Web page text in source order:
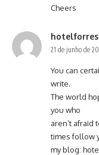
Cheers
21 de junho de
You can
write.
The world
you who
aren’t afraid
times follow
my blog: